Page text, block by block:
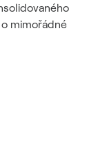
mimořádné